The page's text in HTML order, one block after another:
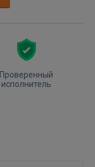
Проверенный
исполнитель